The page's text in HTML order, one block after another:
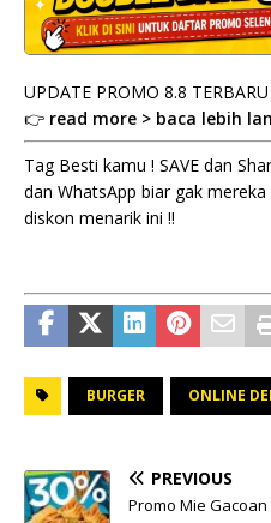
UPDATE PROMO 8.8
👉 read more > baca lebih
Tag Besti kamu ! SAVE dan
dan WhatsApp biar gak
diskon menarik ini !!
BURGER ONLINE
PREVIOUS
Promo Mie Gacoan